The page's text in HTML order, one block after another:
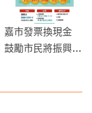
嘉市發票換現金
鼓勵市民將振興三